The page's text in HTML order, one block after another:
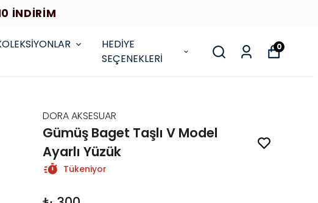
İNDİRİM
HEDİYE
SEÇENEKLERİ
0
DORA AKSESUAR
Gümüş Baget Taşlı V Model
Ayarlı Yüzük
Tükeniyor